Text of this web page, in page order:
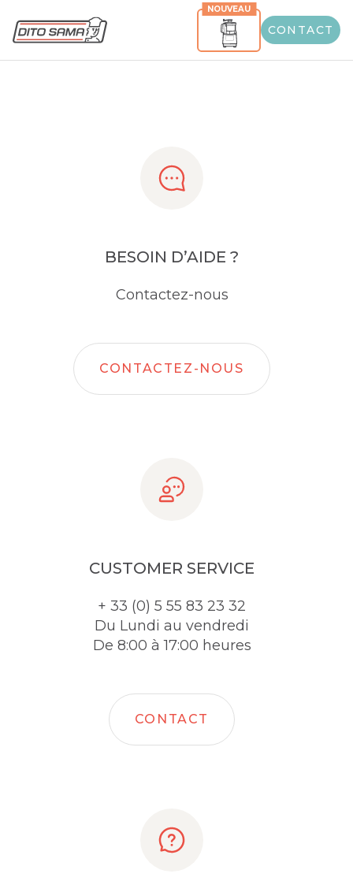
NOUVEAU
CONTACT
Share
BESOIN D’AIDE ?
Contactez-nous
CONTACTEZ-NOUS
CUSTOMER SERVICE
+ 33 (0) 5 55 83 23 32
Du Lundi au vendredi
De 8:00 à 17:00 heures
CONTACT